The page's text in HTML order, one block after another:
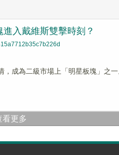
進入戴維斯雙擊時刻？
，成為二級市場上「明星板塊」之
看更多